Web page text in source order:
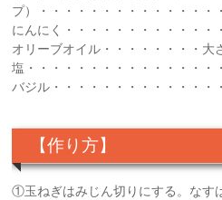
プ）・・・・・・・・・・・・・・
にんにく・・・・・・・・・・・・
オリーブオイル・・・・・・・・大
塩・・・・・・・・・・・・・・・
バジル・・・・・・・・・・・・・
【作り方】
①玉ねぎはみじん切りにする。なす